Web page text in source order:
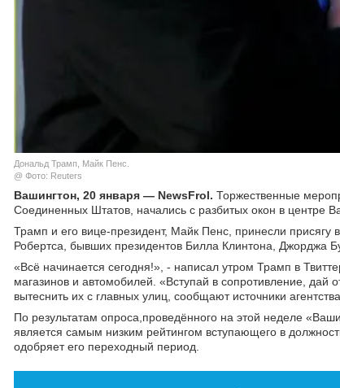
Дональд Трамп, Майк Пенс.
@ Фото: Reuters
Вашингтон, 20 января — NewsFrol. Торжественные
Соединенных Штатов, начались с разбитых окон в центре
Трамп и его вице-президент, Майк Пенс, принесли
Робертса, бывших президентов Билла Клинтона, Джорджа
«Всё начинается сегодня!», - написал утром Трамп в
магазинов и автомобилей. «Вступай в сопротивление,
вытеснить их с главных улиц, сообщают источники агентства.
По результатам опроса,проведённого на этой неделе
является самым низким рейтингом вступающего в
одобряет его переходный период.